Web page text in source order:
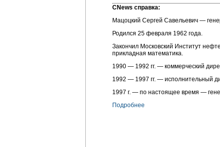
СNews справка:
Мацоцкий Сергей Савельевич —
Родился 25 февраля 1962 года.
Закончил Московский Институт
прикладная математика.
1990 — 1992 гг. — коммерческий
1992 — 1997 гг. — исполнительный
1997 г. — по настоящее время —
Подробнее